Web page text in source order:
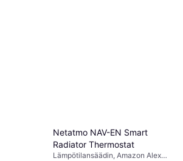
Netatmo NAV-EN Smart
Radiator Thermostat
Lämpötilansäädin, Amazon Alexa,